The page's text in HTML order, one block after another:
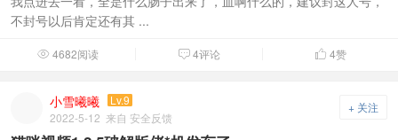
不封号以后肯定还有其 ...
 4682阅读  4评论  4赞
+ 关注
小雪曦曦
Lv.9
2022-5-12 来自 安全反馈